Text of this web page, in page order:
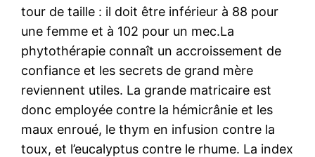
tour de taille : il doit être inférieur à 88 pour
une femme et à 102 pour un mec.La
phytothérapie connaît un accroissement de
confiance et les secrets de grand mère
reviennent utiles. La grande matricaire est
donc employée contre la hémicrânie et les
maux enroué, le thym en infusion contre la
toux, et l’eucalyptus contre le rhume. La index